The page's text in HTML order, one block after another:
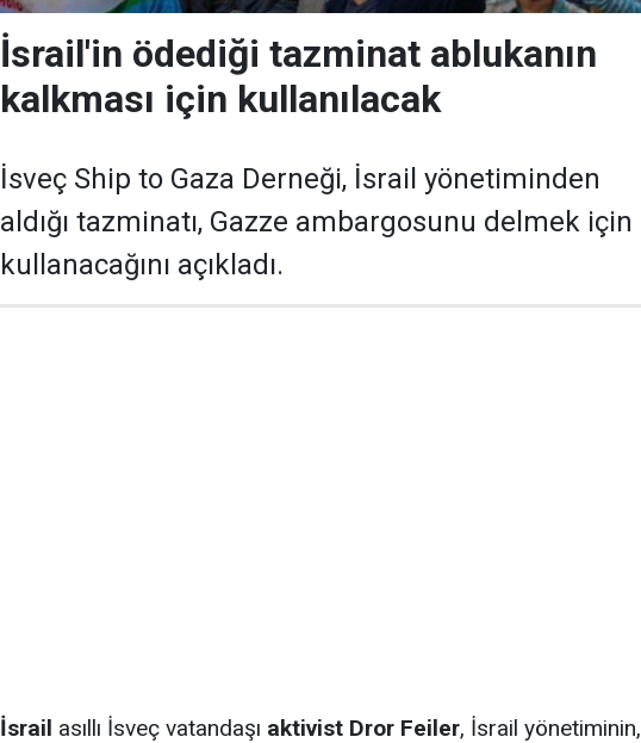
İsrail'in ödediği tazminat ablukanın
kalkması için kullanılacak
İsveç Ship to Gaza Derneği, İsrail yönetiminden
aldığı tazminatı, Gazze ambargosunu delmek için
kullanacağını açıkladı.
İsrail asıllı İsveç vatandaşı aktivist Dror Feiler, İsrail yönetiminin,